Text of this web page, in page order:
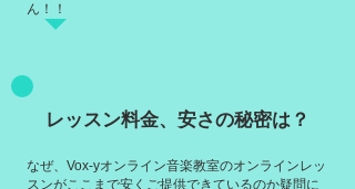
ん！！
レッスン料金、安さの秘密は？
なぜ、Vox-yオンライン音楽教室のオンラインレッ
スンがここまで安くご提供できているのか疑問に